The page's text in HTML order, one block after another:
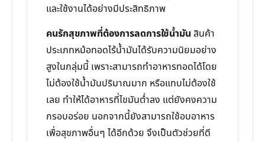
และใช้งานได้อย่างมีประสิทธิภาพ
คนรักสุขภาพที่ต้องการลดการใช้น้ำมัน สินค้า
ประเภทหม้อทอดไร้น้ำมันได้รับความนิยมอย่าง
สูงในกลุ่มนี้ เพราะสามารถทำอาหารทอดได้โดย
ไม่ต้องใช้น้ำมันปริมาณมาก หรือแทบไม่ต้องใช้
เลย ทำให้ได้อาหารที่ไขมันต่ำลง แต่ยังคงความ
กรอบอร่อย นอกจากนี้ยังสามารถใช้อบอาหาร
เพื่อสุขภาพอื่นๆ ได้อีกด้วย จึงเป็นตัวช่วยที่ดี